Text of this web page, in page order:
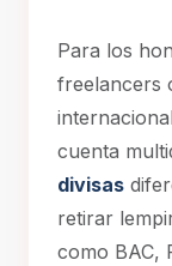
Para los
freelancers
cuenta
divisas
retirar
como BAC,